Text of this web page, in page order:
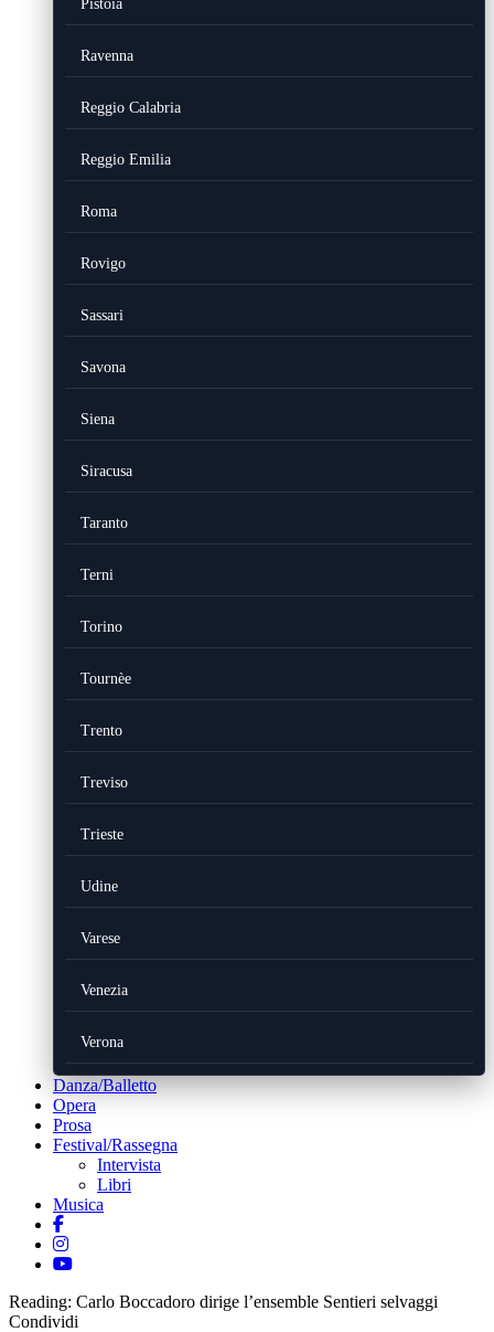
Pistoia
Ravenna
Reggio Calabria
Reggio Emilia
Roma
Rovigo
Sassari
Savona
Siena
Siracusa
Taranto
Terni
Torino
Tournèe
Trento
Treviso
Trieste
Udine
Varese
Venezia
Verona
Danza/Balletto
Opera
Prosa
Festival/Rassegna
Intervista
Libri
Musica
Reading: Carlo Boccadoro dirige l’ensemble Sentieri selvaggi
Condividi